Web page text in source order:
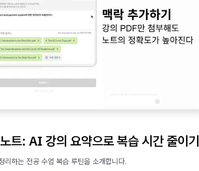
트: AI 강의 요약으로 복습 시간 줄이기
리하는 전공 수업 복습 루틴을 소개합니다.